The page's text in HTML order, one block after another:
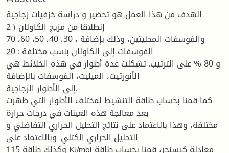
الھدف من ھذا العمل ھو تحضیر و دراسة خزفیات زجاجیة
إنطلاقا من مزیج الكاولان ( 2
70 ،60 ،50 ،40 ،30 ، والفوسفات المحلیتین، وذلك بإضافة
الفوسفات إلى الكاولان بنسب مختلفة : 20
و 80 % على الترتیب. تشكلت عدة أطوار في ھذه الخلائط ھي
الأنورتیت، المیلیت، الفوسفات بالإضافة
إلى الأطوار الزجاجیة.
كما قمنا بحساب طاقة التنشیط لمختلف الأطوار التي ظھرت
بعد معالجة ھذه العینات في درجات حرارة
مختلفة، وھذا بالاعتماد على نتائج التحلیل الحراري التفاضلي و
التحلیل الحراري الكتلي. وبالاعتماد على
115 وكذلك طاقة KJ/mol معادلة كیسنجر، قمنا بحساب طاقة